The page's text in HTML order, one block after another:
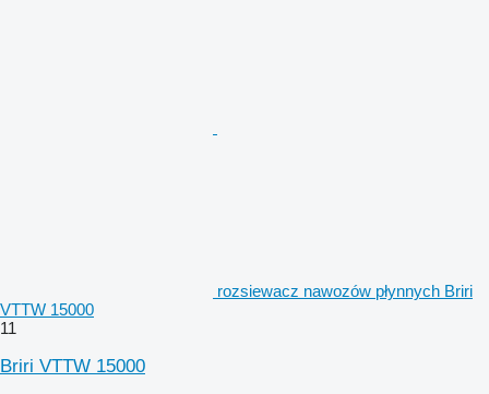
rozsiewacz nawozów płynnych Briri
VTTW 15000
11
Briri VTTW 15000